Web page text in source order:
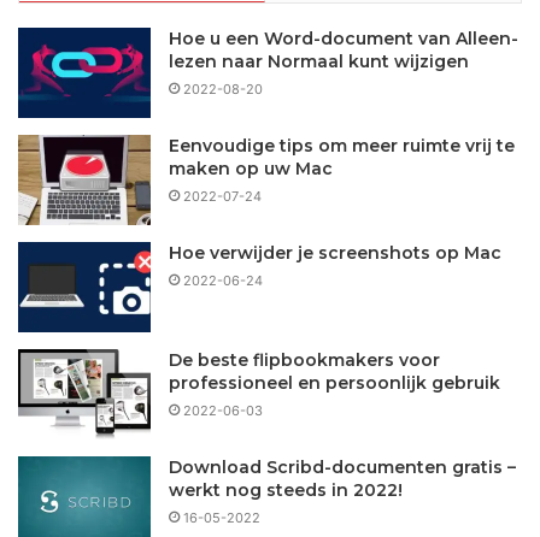
Hoe u een Word-document van Alleen-
lezen naar Normaal kunt wijzigen
2022-08-20
Eenvoudige tips om meer ruimte vrij te
maken op uw Mac
2022-07-24
Hoe verwijder je screenshots op Mac
2022-06-24
De beste flipbookmakers voor
professioneel en persoonlijk gebruik
2022-06-03
Download Scribd-documenten gratis –
werkt nog steeds in 2022!
16-05-2022